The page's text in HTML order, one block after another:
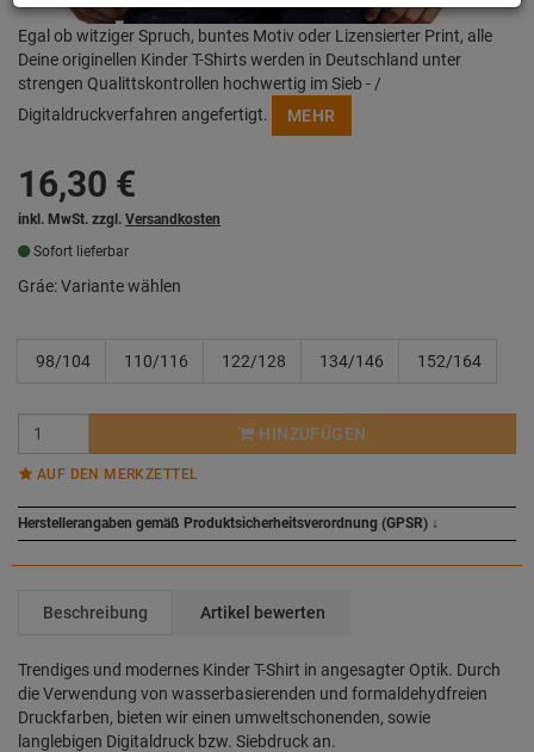
Egal ob witziger Spruch, buntes Motiv oder Lizensierter Print, alle
Deine originellen Kinder T-Shirts werden in Deutschland unter
strengen Qualittskontrollen hochwertig im Sieb - /
Digitaldruckverfahren angefertigt.
MEHR
16,30 €
inkl. MwSt. zzgl. Versandkosten
Sofort lieferbar
Gráe:Variante wählen
98/104 110/116 122/128 134/146 152/164
HINZUFÜGEN
AUF DEN MERKZETTEL
Herstellerangaben gemäß Produktsicherheitsverordnung (GPSR) ↓
Beschreibung Artikel bewerten
Trendiges und modernes Kinder T-Shirt in angesagter Optik. Durch
die Verwendung von wasserbasierenden und formaldehydfreien
Druckfarben, bieten wir einen umweltschonenden, sowie
langlebigen Digitaldruck bzw. Siebdruck an.